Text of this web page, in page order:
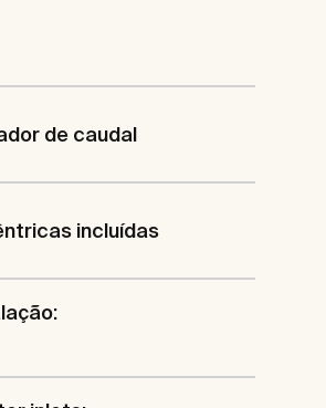
de caudal
incluídas